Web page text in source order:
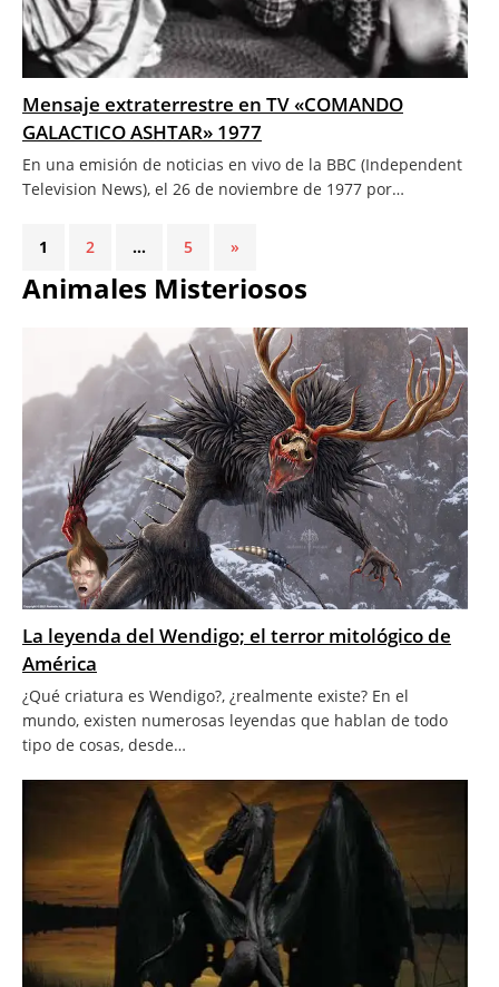
Mensaje extraterrestre en TV «COMANDO
GALACTICO ASHTAR» 1977
En una emisión de noticias en vivo de la BBC (Independent
Television News), el 26 de noviembre de 1977 por…
1 2 … 5 »
Animales Misteriosos
La leyenda del Wendigo; el terror mitológico de
América
¿Qué criatura es Wendigo?, ¿realmente existe? En el
mundo, existen numerosas leyendas que hablan de todo
tipo de cosas, desde…